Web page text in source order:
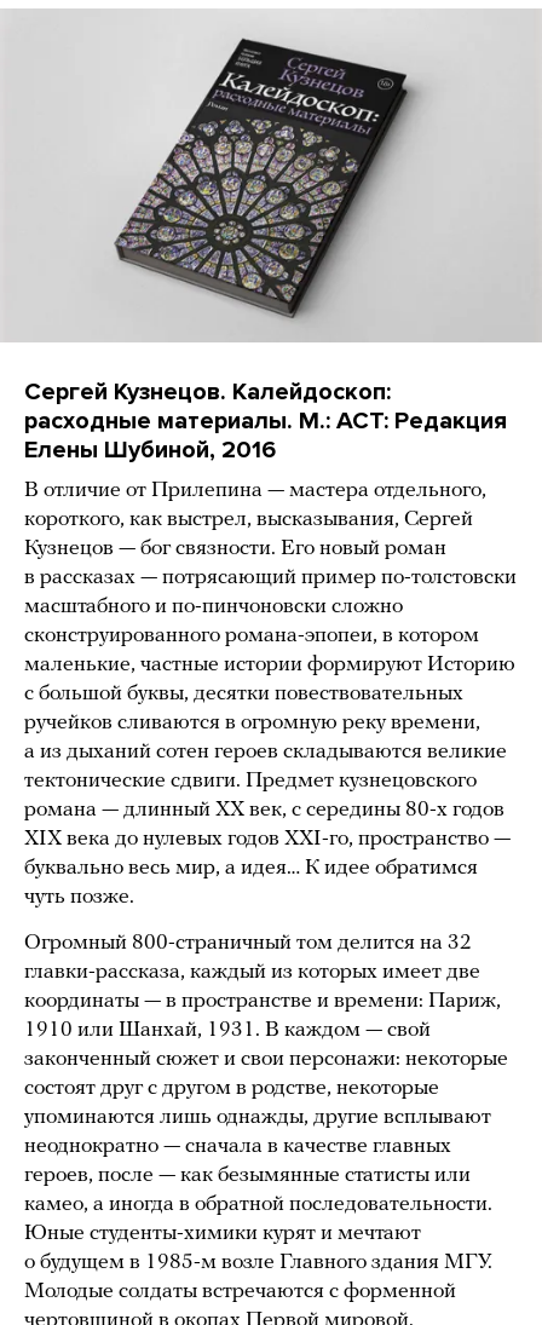
Сергей Кузнецов. Калейдоскоп:
расходные материалы. М.: АСТ: Редакция
Елены Шубиной, 2016
В отличие от Прилепина — мастера отдельного,
короткого, как выстрел, высказывания, Сергей
Кузнецов — бог связности. Его новый роман
в рассказах — потрясающий пример по-толстовски
масштабного и по-пинчоновски сложно
сконструированного романа-эпопеи, в котором
маленькие, частные истории формируют Историю
с большой буквы, десятки повествовательных
ручейков сливаются в огромную реку времени,
а из дыханий сотен героев складываются великие
тектонические сдвиги. Предмет кузнецовского
романа — длинный ХХ век, с середины 80-х годов
XIX века до нулевых годов XXI-го, пространство —
буквально весь мир, а идея… К идее обратимся
чуть позже.
Огромный 800-страничный том делится на 32
главки-рассказа, каждый из которых имеет две
координаты — в пространстве и времени: Париж,
1910 или Шанхай, 1931. В каждом — свой
законченный сюжет и свои персонажи: некоторые
состоят друг с другом в родстве, некоторые
упоминаются лишь однажды, другие всплывают
неоднократно — сначала в качестве главных
героев, после — как безымянные статисты или
камео, а иногда в обратной последовательности.
Юные студенты-химики курят и мечтают
о будущем в 1985-м возле Главного здания МГУ.
Молодые солдаты встречаются с форменной